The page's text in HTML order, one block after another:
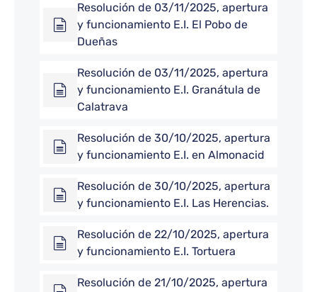
Resolución de 03/11/2025, apertura
y funcionamiento E.I. El Pobo de
Dueñas
Resolución de 03/11/2025, apertura
y funcionamiento E.I. Granátula de
Calatrava
Resolución de 30/10/2025, apertura
y funcionamiento E.I. en Almonacid
Resolución de 30/10/2025, apertura
y funcionamiento E.I. Las Herencias.
Resolución de 22/10/2025, apertura
y funcionamiento E.I. Tortuera
Resolución de 21/10/2025, apertura